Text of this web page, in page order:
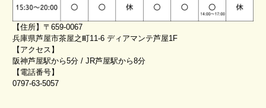
【住所】〒659-0067
兵庫県芦屋市茶屋之町11-6 ディアマンテ芦屋1F
【アクセス】
阪神芦屋駅から5分 / JR芦屋駅から8分
【電話番号】
0797-63-5057